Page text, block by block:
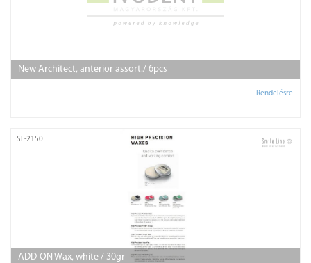
New Architect, anterior assort./ 6pcs
Rendelésre
SL-2150
ADD-ON Wax, white / 30gr